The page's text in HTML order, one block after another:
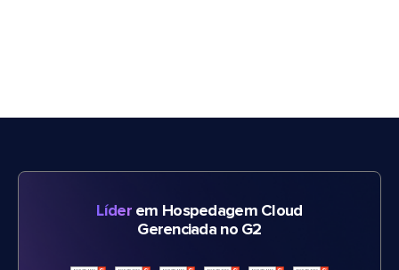
Líderem Hospedagem Cloud
Gerenciada no G2